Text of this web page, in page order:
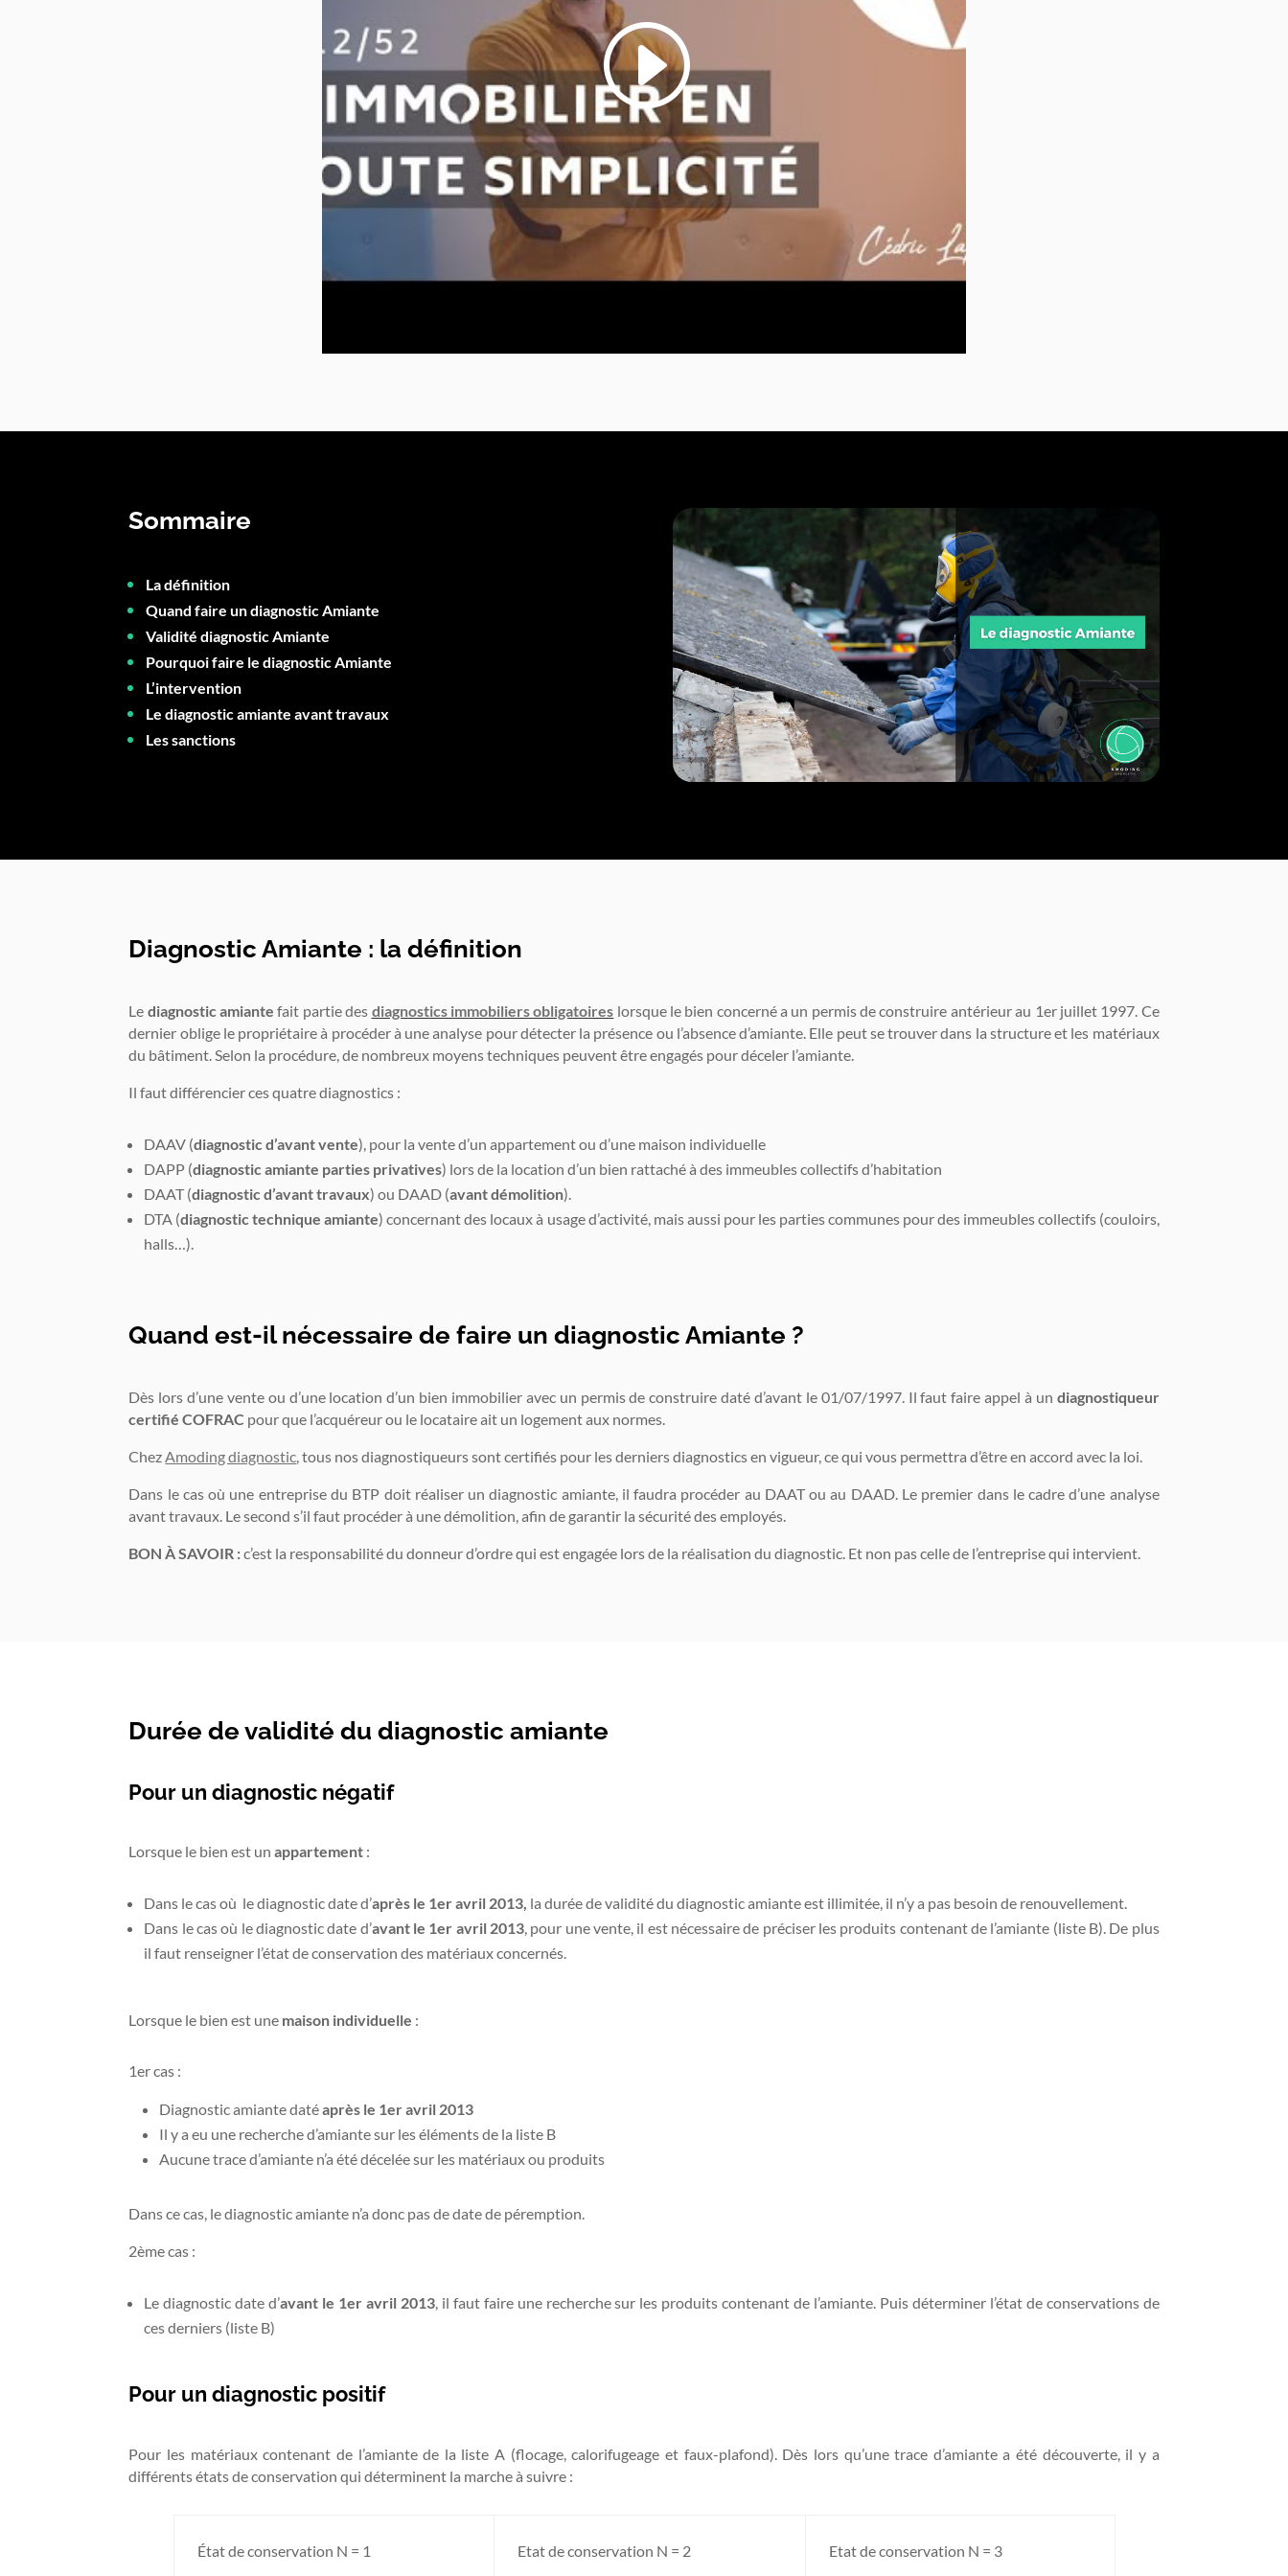
Sommaire
La définition
Quand faire un diagnostic Amiante
Validité diagnostic Amiante
Pourquoi faire le diagnostic Amiante
L’intervention
Le diagnostic amiante avant travaux
Les sanctions
Diagnostic Amiante : la définition
Le diagnostic amiante fait partie des diagnostics immobiliers obligatoires lorsque le bien concerné a un permis de construire antérieur au 1er juillet 1997. Ce
dernier oblige le propriétaire à procéder à une analyse pour détecter la présence ou l’absence d’amiante. Elle peut se trouver dans la structure et les matériaux
du bâtiment. Selon la procédure, de nombreux moyens techniques peuvent être engagés pour déceler l’amiante.
Il faut différencier ces quatre diagnostics :
DAAV (diagnostic d’avant vente), pour la vente d’un appartement ou d’une maison individuelle
DAPP (diagnostic amiante parties privatives) lors de la location d’un bien rattaché à des immeubles collectifs d’habitation
DAAT (diagnostic d’avant travaux) ou DAAD (avant démolition).
DTA (diagnostic technique amiante) concernant des locaux à usage d’activité, mais aussi pour les parties communes pour des immeubles collectifs (couloirs,
halls…).
Quand est-il nécessaire de faire un diagnostic Amiante ?
Dès lors d’une vente ou d’une location d’un bien immobilier avec un permis de construire daté d’avant le 01/07/1997. Il faut faire appel à un diagnostiqueur
certifié COFRAC pour que l’acquéreur ou le locataire ait un logement aux normes.
ChezAmoding diagnostic, tous nos diagnostiqueurs sont certifiés pour les derniers diagnostics en vigueur, ce qui vous permettra d’être en accord avec la loi.
Dans le cas où une entreprise du BTP doit réaliser un diagnostic amiante, il faudra procéder au DAAT ou au DAAD. Le premier dans le cadre d’une analyse
avant travaux. Le second s’il faut procéder à une démolition, afin de garantir la sécurité des employés.
BON À SAVOIR :c’est la responsabilité du donneur d’ordre qui est engagée lors de la réalisation du diagnostic. Et non pas celle de l’entreprise qui intervient.
Durée de validité du diagnostic amiante
Pour un diagnostic négatif
Lorsque le bien est unappartement :
Dans le cas où le diagnostic date d’après le 1er avril 2013, la durée de validité du diagnostic amiante est illimitée, il n’y a pas besoin de renouvellement.
Dans le cas où le diagnostic date d’avant le 1er avril 2013, pour une vente, il est nécessaire de préciser les produits contenant de l’amiante (liste B). De plus
il faut renseigner l’état de conservation des matériaux concernés.
Lorsque le bien est une maison individuelle :
1er cas :
Diagnostic amiante datéaprès le 1er avril 2013
Il y a eu une recherche d’amiante sur les éléments de la liste B
Aucune trace d’amiante n’a été décelée sur les matériaux ou produits
Dans ce cas, le diagnostic amiante n’a donc pas de date de péremption.
2ème cas :
Le diagnostic date d’avant le 1er avril 2013, il faut faire une recherche sur les produits contenant de l’amiante. Puis déterminer l’état de conservations de
ces derniers (liste B)
Pour un diagnostic positif
Pour les matériaux contenant de l’amiante de la liste A (flocage, calorifugeage et faux-plafond). Dès lors qu’une trace d’amiante a été découverte, il y a
différents états de conservation qui déterminent la marche à suivre :
État de conservation N = 1 Etat de conservation N = 2 Etat de conservation N = 3